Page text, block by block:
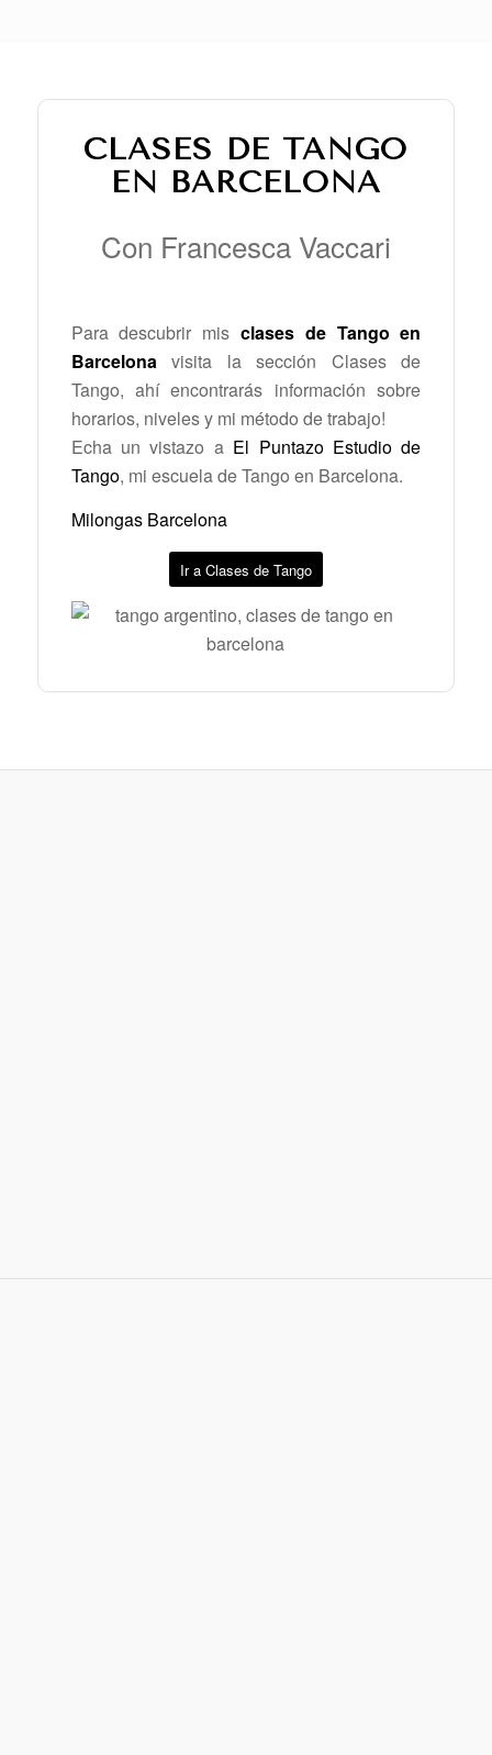
CLASES DE TANGO
EN BARCELONA
Con Francesca Vaccari
Para descubrir mis clases de Tango en
Barcelonavisita la sección Clases de
Tango, ahí encontrarás información sobre
horarios, niveles y mi método de trabajo!
Echa un vistazo a El Puntazo Estudio de
Tango, mi escuela de Tango en Barcelona.
Milongas Barcelona
Ir a Clases de Tango